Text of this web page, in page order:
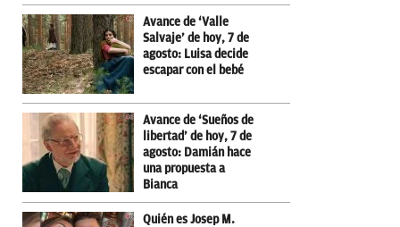
Avance de ‘Valle
Salvaje’ de hoy, 7 de
agosto: Luisa decide
escapar con el bebé
Avance de ‘Sueños de
libertad’ de hoy, 7 de
agosto: Damián hace
una propuesta a
Bianca
Quién es Josep M.